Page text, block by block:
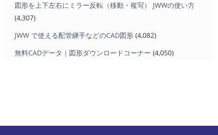
図形を上下左右にミラー反転（移動・複写） JWWの使い方
(4,307)
JWW で使える配管継手などのCAD図形 (4,082)
無料CADデータ｜図形ダウンロードコーナー (4,050)